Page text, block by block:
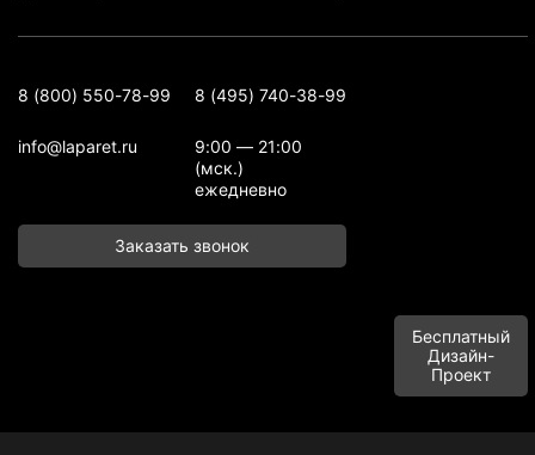
8 (800) 550-78-99 8 (495) 740-38-99
info@laparet.ru
9:00 — 21:00
(мск.)
ежедневно
Заказать звонок
Бесплатный
Дизайн-
Проект